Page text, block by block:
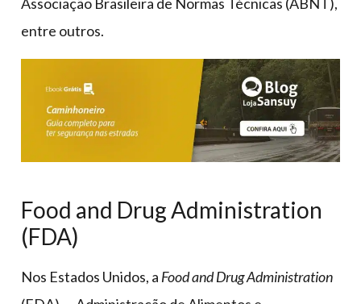
entre outros.
Food and Drug Administration
(FDA)
Nos Estados Unidos, a Food and Drug Administration